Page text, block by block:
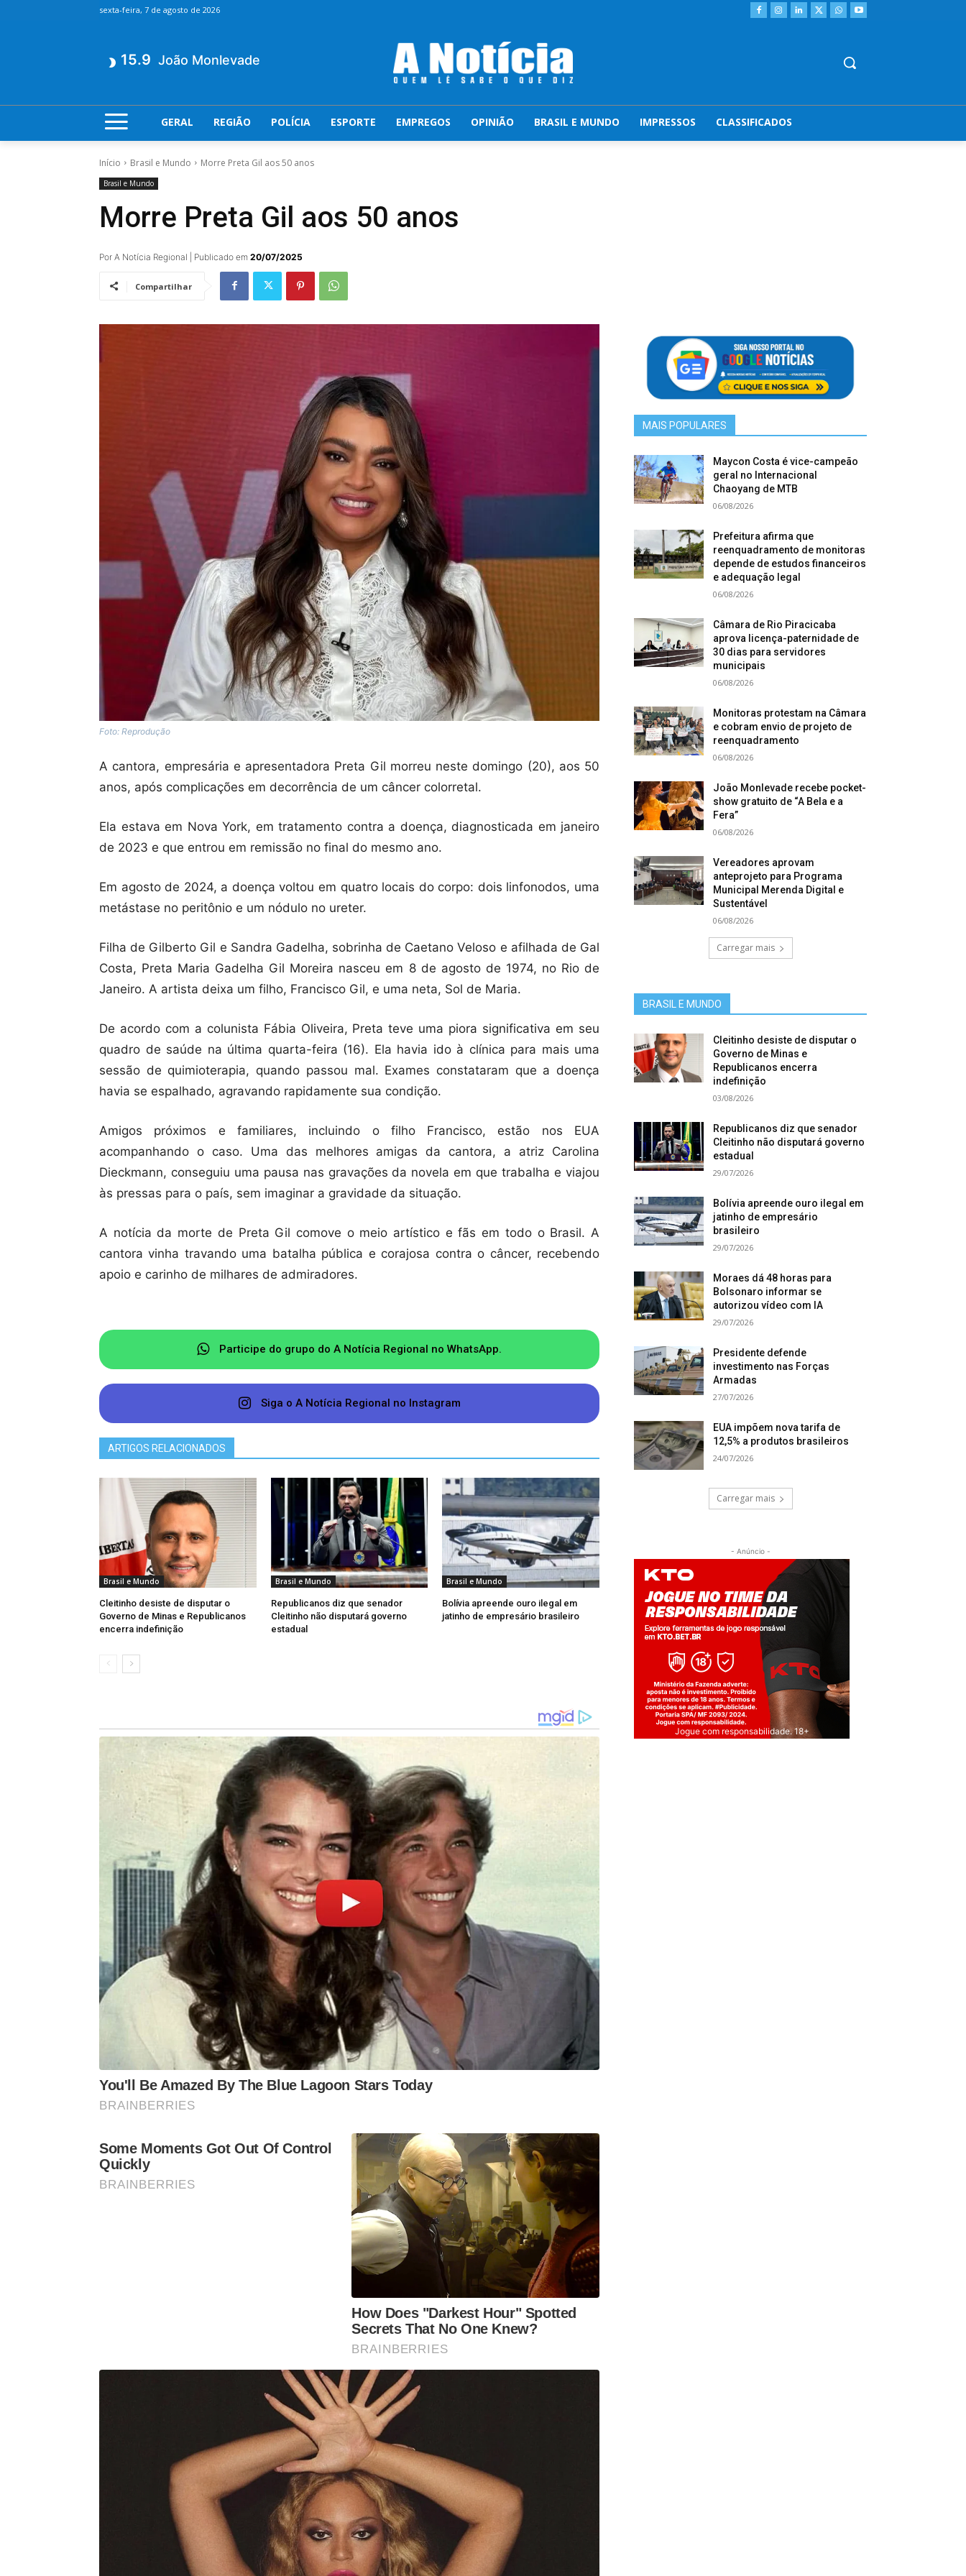
sexta-feira, 7 de agosto de 2026
15.9 João Monlevade
GERAL REGIÃO POLÍCIA ESPORTE EMPREGOS OPINIÃO BRASIL E MUNDO IMPRESSOS CLASSIFICADOS
Início Brasil e Mundo Morre Preta Gil aos 50 anos
Brasil e Mundo
Morre Preta Gil aos 50 anos
Por A Notícia Regional | Publicado em 20/07/2025
Compartilhar
Foto: Reprodução
A cantora, empresária e apresentadora Preta Gil morreu neste domingo (20), aos 50
anos, após complicações em decorrência de um câncer colorretal.
Ela estava em Nova York, em tratamento contra a doença, diagnosticada em janeiro
de 2023 e que entrou em remissão no final do mesmo ano.
Em agosto de 2024, a doença voltou em quatro locais do corpo: dois linfonodos, uma
metástase no peritônio e um nódulo no ureter.
Filha de Gilberto Gil e Sandra Gadelha, sobrinha de Caetano Veloso e afilhada de Gal
Costa, Preta Maria Gadelha Gil Moreira nasceu em 8 de agosto de 1974, no Rio de
Janeiro. A artista deixa um filho, Francisco Gil, e uma neta, Sol de Maria.
De acordo com a colunista Fábia Oliveira, Preta teve uma piora significativa em seu
quadro de saúde na última quarta-feira (16). Ela havia ido à clínica para mais uma
sessão de quimioterapia, quando passou mal. Exames constataram que a doença
havia se espalhado, agravando rapidamente sua condição.
Amigos próximos e familiares, incluindo o filho Francisco, estão nos EUA
acompanhando o caso. Uma das melhores amigas da cantora, a atriz Carolina
Dieckmann, conseguiu uma pausa nas gravações da novela em que trabalha e viajou
às pressas para o país, sem imaginar a gravidade da situação.
A notícia da morte de Preta Gil comove o meio artístico e fãs em todo o Brasil. A
cantora vinha travando uma batalha pública e corajosa contra o câncer, recebendo
apoio e carinho de milhares de admiradores.
Participe do grupo do A Notícia Regional no WhatsApp.
Siga o A Notícia Regional no Instagram
ARTIGOS RELACIONADOS
Brasil e Mundo
Cleitinho desiste de disputar o
Governo de Minas e Republicanos
encerra indefinição
Brasil e Mundo
Republicanos diz que senador
Cleitinho não disputará governo
estadual
Brasil e Mundo
Bolívia apreende ouro ilegal em
jatinho de empresário brasileiro
You'll Be Amazed By The Blue Lagoon Stars Today
BRAINBERRIES
Some Moments Got Out Of Control
Quickly
BRAINBERRIES
How Does "Darkest Hour" Spotted
Secrets That No One Knew?
BRAINBERRIES
MAIS POPULARES
Maycon Costa é vice-campeão
geral no Internacional
Chaoyang de MTB
06/08/2026
Prefeitura afirma que
reenquadramento de monitoras
depende de estudos financeiros
e adequação legal
06/08/2026
Câmara de Rio Piracicaba
aprova licença-paternidade de
30 dias para servidores
municipais
06/08/2026
Monitoras protestam na Câmara
e cobram envio de projeto de
reenquadramento
06/08/2026
João Monlevade recebe pocket-
show gratuito de “A Bela e a
Fera”
06/08/2026
Vereadores aprovam
anteprojeto para Programa
Municipal Merenda Digital e
Sustentável
06/08/2026
Carregar mais
BRASIL E MUNDO
Cleitinho desiste de disputar o
Governo de Minas e
Republicanos encerra
indefinição
03/08/2026
Republicanos diz que senador
Cleitinho não disputará governo
estadual
29/07/2026
Bolívia apreende ouro ilegal em
jatinho de empresário
brasileiro
29/07/2026
Moraes dá 48 horas para
Bolsonaro informar se
autorizou vídeo com IA
29/07/2026
Presidente defende
investimento nas Forças
Armadas
27/07/2026
EUA impõem nova tarifa de
12,5% a produtos brasileiros
24/07/2026
Carregar mais
- Anúncio -
Jogue com responsabilidade. 18+